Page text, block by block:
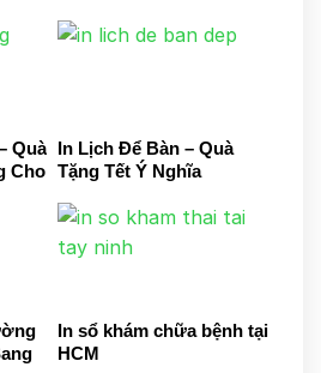
Quà
Cho
In Lịch Để Bàn – Quà
Tặng Tết Ý Nghĩa
In sổ khám chữa bệnh tại
HCM